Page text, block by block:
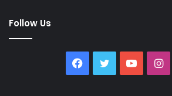
Follow Us
Facebook
Twitter